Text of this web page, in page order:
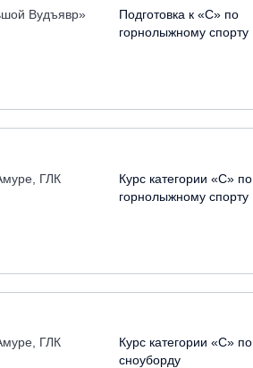
Вудъявр»
Подготовка к «С» по
горнолыжному спорту
ГЛК
Курс категории «С» по
горнолыжному спорту
ГЛК
Курс категории «С» по
сноуборду